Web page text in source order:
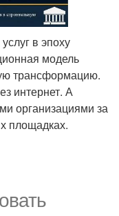
в эпоху
модель
трансформацию.
интернет. А
организациями за
площадках.